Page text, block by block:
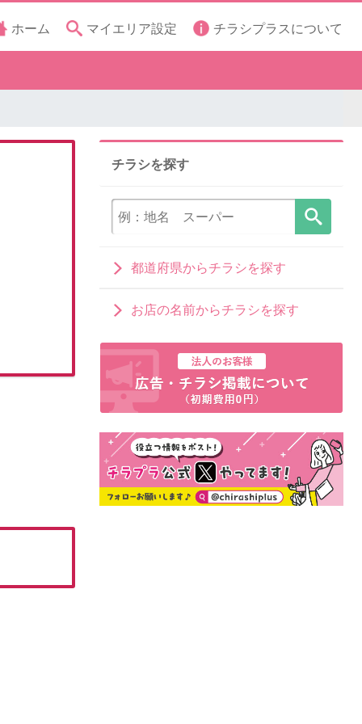
ホーム マイエリア設定 チラシプラスについて
チラシを探す
都道府県からチラシを探す
お店の名前からチラシを探す